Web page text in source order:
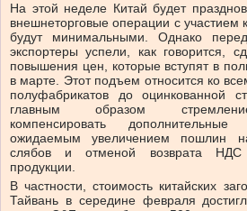
На этой неделе Китай будет
внешнеторговые операции с участием
будут минимальными. Однако
экспортеры успели, как говорится,
повышения цен, которые вступят в
в марте. Этот подъем относится ко
полуфабрикатов до оцинкованной
главным образом
компенсировать
ожидаемым увеличением пошлин
слябов и отменой возврата НДС
продукции.
В частности, стоимость китайских
Тайвань в середине февраля